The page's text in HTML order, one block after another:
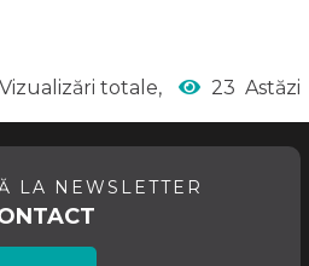
Vizualizări totale, 23 Astăzi
LA NEWSLETTER